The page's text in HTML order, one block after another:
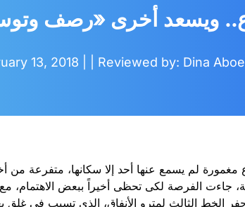
ويسعد أخرى «رصف
13, 2018 | | Reviewed by: Dina
مغمورة لم يسمع عنها أحد إلا سكانها، متفرعة من
جاءت الفرصة لكى تحظى أخيراً ببعض الاهتمام،
الخط الثالث لمترو الأنفاق، الذى تسبب فى